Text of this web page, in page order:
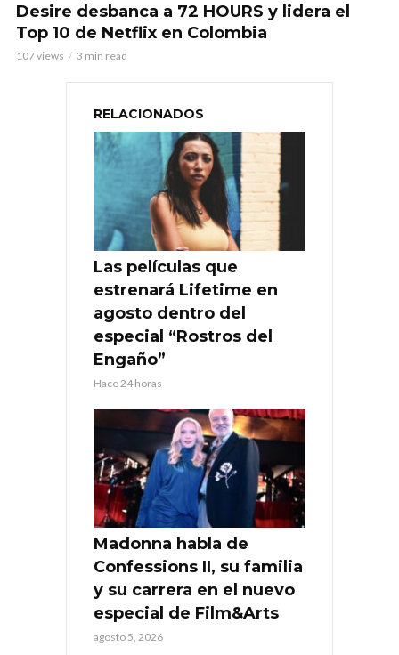
Desire desbanca a 72 HOURS y lidera el
Top 10 de Netflix en Colombia
107 views 3 min read
RELACIONADOS
Las películas que
estrenará Lifetime en
agosto dentro del
especial “Rostros del
Engaño”
Hace 24 horas
Madonna habla de
Confessions II, su familia
y su carrera en el nuevo
especial de Film&Arts
agosto 5, 2026